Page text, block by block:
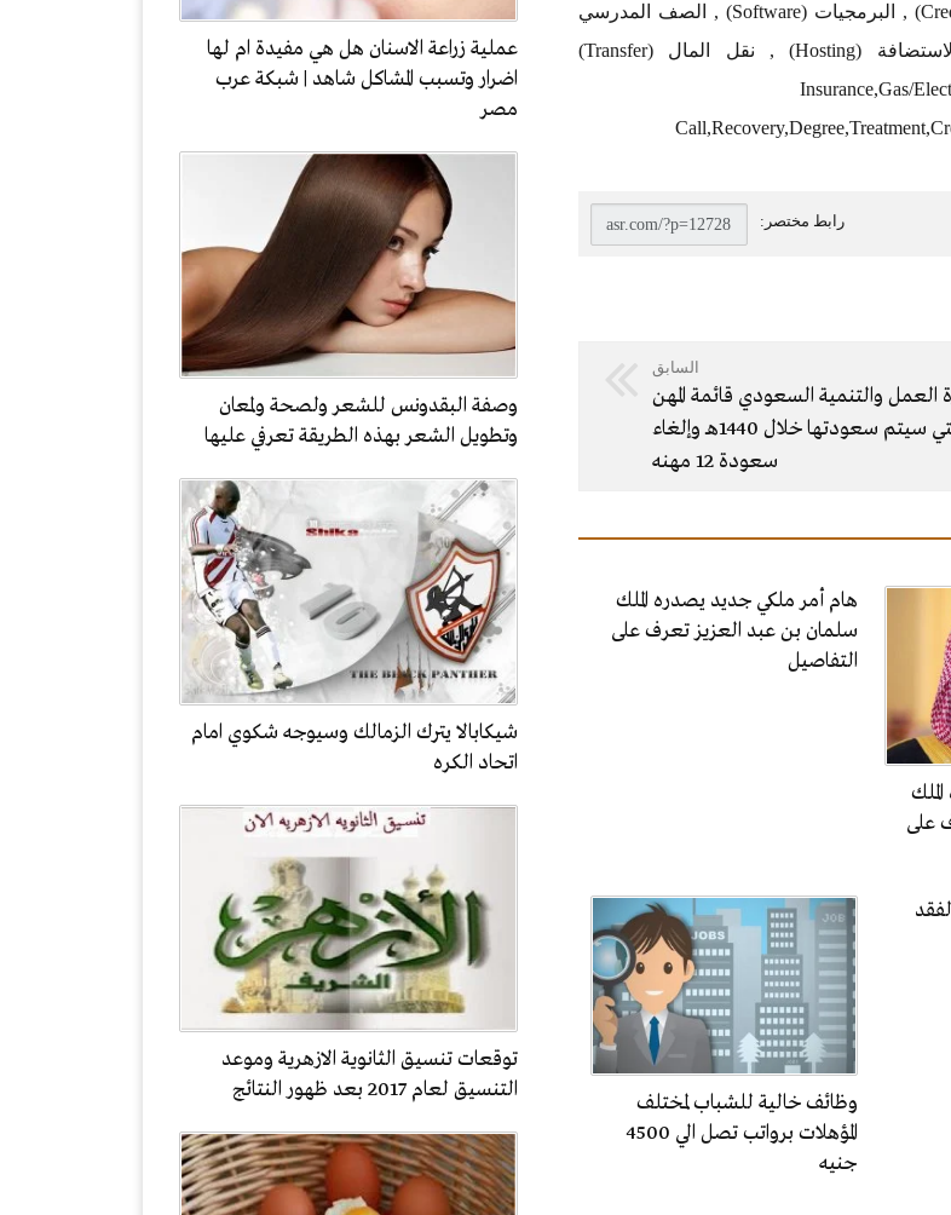
عملية زراعة الاسنان هل هي مفيدة ام لها
اضرار وتسبب المشاكل شاهد | شبكة عرب
مصر
وصفة البقدونس للشعر ولصحة ولمعان
وتطويل الشعر بهذه الطريقة تعرفي عليها
شيكابالا يترك الزمالك وسيوجه شكوي امام
اتحاد الكره
توقعات تنسيق الثانوية الازهرية وموعد
التنسيق لعام 2017 بعد ظهور النتائج
(Recovery) , الشهادة (Degree) , العلاج (Treatment) , الائتمان (Credit) , البرمجيات (Software) , الصف المدرسي
(Classes) , إعادة التأهيل (Rehab) , التداول (Trading) , الاستضافة (Hosting) , نقل المال (Transfer)
Insurance,Gas/
السابق
العمل والتنمية السعودي قائمة المهن
التي سيتم سعودتها خلال 1440هـ وإلغاء
سعودة 12 مهنه
على
هام أمر ملكي جديد يصدره الملك
سلمان بن عبد العزيز تعرف على
التفاصيل
وظائف خالية للشباب لمختلف
المؤهلات برواتب تصل الي 4500
جنيه